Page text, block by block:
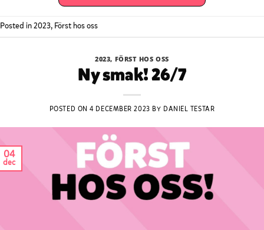
Posted in2023, Först hos oss
2023, FÖRST HOS OSS
Ny smak! 26/7
POSTED ON4 DECEMBER 2023 BY DANIEL TESTAR
04
dec